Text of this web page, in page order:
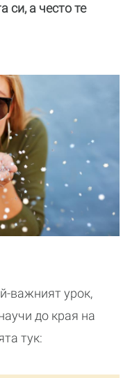
си, а често те
важният урок,
до края на
тук: